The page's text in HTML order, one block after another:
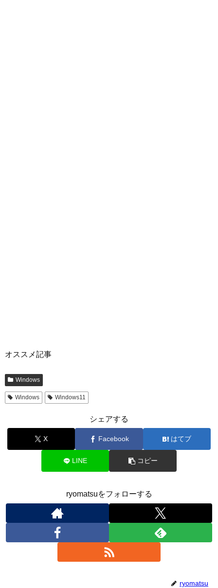
オススメ記事
Windows
Windows Windows11
シェアする
X Facebook はてブ
LINE コピー
ryomatsuをフォローする
ryomatsu